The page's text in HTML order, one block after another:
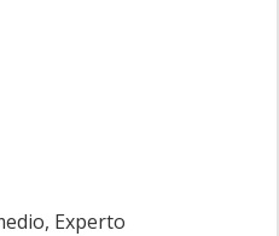
Experto